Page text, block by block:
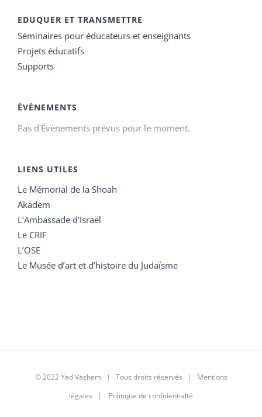
EDUQUER ET TRANSMETTRE
Séminaires pour éducateurs et enseignants
Projets éducatifs
Supports
ÉVÉNEMENTS
Pas d'Évènements prévus pour le moment.
LIENS UTILES
Le Mémorial de la Shoah
Akadem
L’Ambassade d’Israël
Le CRIF
L’OSE
Le Musée d’art et d’histoire du Judaïsme
© 2022 Yad Vashem | Tous droits réservés | Mentions
légales | Politique de confidentialté